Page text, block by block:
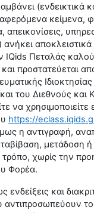
(ενδεικτικά
κείμενα,
απεικονίσεις,
ανήκει
IQids Πεταλάς
προστατεύεται
του Διεθνούς και
να χρησιμοποιείτε
https://eclass.iqids.
η αντιγραφή,
μετάδοση ή
τρόπο, χωρίς την
Φορέα.
και
αντιπροσωπεύουν